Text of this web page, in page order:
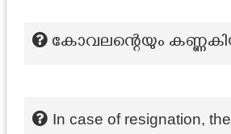
കോവലന്റെയും
In case of resignation,